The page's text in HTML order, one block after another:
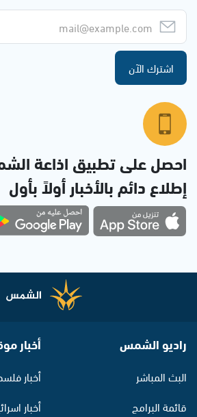
اشترك الآن
احصل على تطبيق اذاعة
إطلاع دائم بالأخبار أولاً بأول
راديو الشمس
البث المباشر
قائمة البرامج
أخبار
أخبار
أخبار